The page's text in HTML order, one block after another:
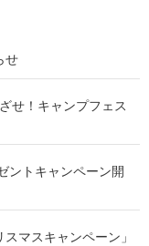
せ
せ！キャンプフェス
ントキャンペーン開
マスキャンペーン」